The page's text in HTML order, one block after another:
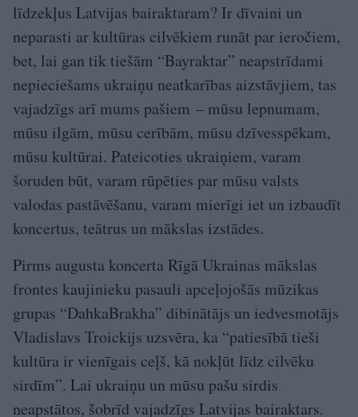
līdzekļus Latvijas bairaktaram? Ir dīvaini un
neparasti ar kultūras cilvēkiem runāt par ieročiem,
bet, lai gan tik tiešām “Bayraktar” neapstrīdami
nepieciešams ukraiņu neatkarības aizstāvjiem, tas
vajadzīgs arī mums pašiem – mūsu lepnumam,
mūsu ilgām, mūsu cerībām, mūsu dzīvesspēkam,
mūsu kultūrai. Pateicoties ukraiņiem, varam
šoruden būt, varam rūpēties par mūsu valsts
valodas pastāvēšanu, varam mierīgi iet un izbaudīt
koncertus, teātrus un mākslas izstādes.
Pirms augusta koncerta Rīgā Ukrainas mākslas
frontes kaujinieku pasauli apceļojošās mūzikas
grupas “DahkaBrakha” dibinātājs un iedvesmotājs
Vladislavs Troickijs uzsvēra, ka “patiesībā tieši
kultūra ir vienīgais ceļš, kā nokļūt līdz cilvēku
sirdīm”. Lai ukraiņu un mūsu pašu sirdis
neapstātos, šobrīd vajadzīgs Latvijas bairaktars.